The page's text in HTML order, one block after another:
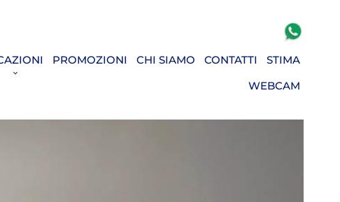
PROMOZIONI CHI SIAMO CONTATTI
STIMA
WEBCAM